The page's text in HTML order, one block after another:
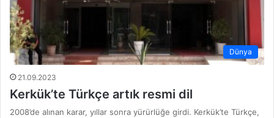
Dünya
21.09.2023
Kerkük’te Türkçe artık resmi dil
2008’de alınan karar, yıllar sonra yürürlüğe girdi. Kerkük’te Türkçe,